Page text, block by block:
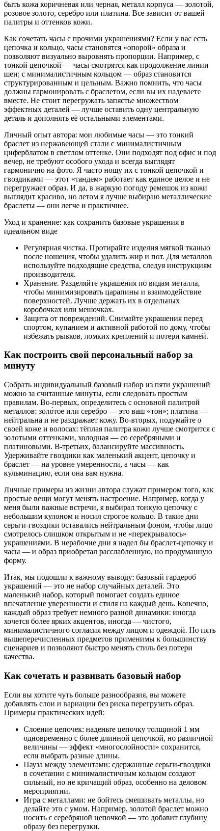
быть кожа коричневая или черная, металл корпуса — золотой,
розовое золото, серебро или платина. Все зависит от вашей
палитры и оттенков кожи.
Как сочетать часы с прочими украшениями? Если у вас есть
цепочка и кольцо, часы становятся «опорой» образа и
позволяют визуально выровнять пропорции. Например, с
тонкой цепочкой — часы смотрятся как продолжение линии
шеи; с минималистичным кольцом — образ становится
структурированным и цельным. Важно помнить, что часы
должны гармонировать с браслетом, если вы их надеваете
вместе. Не стоит перегружать запястье множеством
эффектных деталей — лучше оставить одну центральную
деталь и дополнять её остальными элементами.
Личный опыт автора: мои любимые часы — это тонкий
браслет из нержавеющей стали с минималистичным
циферблатом в светлом оттенке. Они подходят под офис и под
вечер, не требуют особого ухода и всегда выглядят
гармонично на фото. Я часто ношу их с тонкой цепочкой и
гвоздиками — этот «тандем» работает как единое целое и не
перегружает образ. И да, в жаркую погоду ремешок из кожи
выглядит красиво, но летом я лучше выбираю металлические
браслеты — они легче и практичнее.
Уход и хранение: как сохранить базовые украшения в
идеальном виде
Регулярная чистка. Протирайте изделия мягкой тканью
после ношения, чтобы удалить жир и пот. Для металлов
используйте подходящие средства, следуя инструкциям
производителя.
Хранение. Разделяйте украшения по видам металла,
чтобы минимизировать царапины и взаимодействие
поверхностей. Лучше держать их в отдельных
коробочках или мешочках.
Защита от повреждений. Снимайте украшения перед
спортом, купанием и активной работой по дому, чтобы
избежать рывков, ломких креплений и потери камней.
Как построить свой персональный набор за
минуту
Собрать индивидуальный базовый набор из пяти украшений
можно за считанные минуты, если следовать простым
правилам. Во-первых, определитесь с основной палитрой
металлов: золо́тое или серебро — это ваш «тон»; платина —
нейтральна и не раздражает кожу. Во-вторых, подумайте о
своей коже и волосах: тёплая палитра кожи лучше смотрится с
золотыми оттенками, холодная — со серебряными и
платиновыми. В-третьих, балансируйте массивность.
Удерживайте гвоздики как маленький акцент, цепочку и
браслет — на уровне умеренности, а часы — как
кульминацию, если она вам нужна.
Личные примеры из жизни автора служат примером того, как
простые вещи могут менять настроение. Например, когда у
меня были важные встречи, я выбирал тонкую цепочку с
небольшим кулоном и носил строгое кольцо. В такие дни
серьги-гвоздики оставались нейтральным фоном, чтобы лицо
смотрелось слишком открытым и не «перекрывалось»
украшениями. В нерабочие дни я надел бы браслет-цепочку и
часы — и образ приобретал расслабленную, но продуманную
форму.
Итак, мы подошли к важному выводу: базовый гардероб
украшений — это не набор случайных деталей. Это
маленький набор, который помогает создать единое
впечатление уверенности и стиля на каждый день. Конечно,
каждый образ требует немного разной динамики: иногда
хочется более ярких акцентов, иногда — чистого,
минималистичного согласия между лицом и одеждой. Но пять
вышеперечисленных предметов применимы к большинству
сценариев и позволяют быстро менять стиль без потери
качества.
Как сочетать и развивать базовый набор
Если вы хотите чуть больше разнообразия, вы можете
добавлять слои и вариации без риска перегрузить образ.
Примеры практических идей:
Слоение цепочек: наденьте цепочку толщиной 1 мм
одновременно с более длинной цепочкой, но различной
величины — эффект «многослойности» сохранится,
если выбрать разные длины.
Пауза между элементами: сдержанные серьги-гвоздики
в сочетании с минималистичным кольцом создают
сильный, но не кричащий образ, особенно на деловом
мероприятии.
Игра с металлами: не бойтесь смешивать металлы, но
делайте это с умом. Например, золотой браслет можно
носить с серебряной цепочкой — это добавит глубину
образу без перегрузки.